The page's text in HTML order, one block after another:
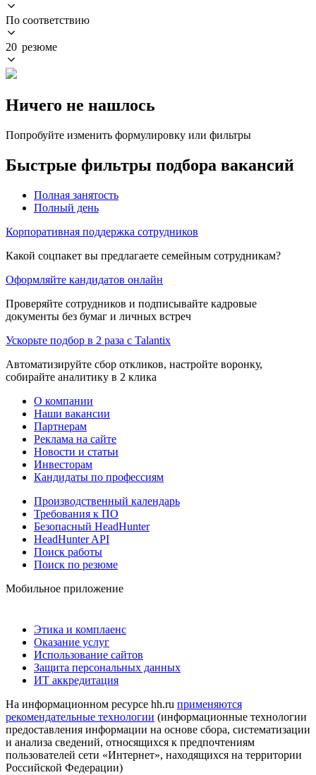
По соответствию
20 резюме
Ничего не нашлось
Попробуйте изменить формулировку или фильтры
Быстрые фильтры подбора вакансий
Полная занятость
Полный день
Корпоративная поддержка сотрудников
Какой соцпакет вы предлагаете семейным сотрудникам?
Оформляйте кандидатов онлайн
Проверяйте сотрудников и подписывайте кадровые
документы без бумаг и личных встреч
Ускорьте подбор в 2 раза с Talantix
Автоматизируйте сбор откликов, настройте воронку,
собирайте аналитику в 2 клика
О компании
Наши вакансии
Партнерам
Реклама на сайте
Новости и статьи
Инвесторам
Кандидаты по профессиям
Производственный календарь
Требования к ПО
Безопасный HeadHunter
HeadHunter API
Поиск работы
Поиск по резюме
Мобильное приложение
Этика и комплаенс
Оказание услуг
Использование сайтов
Защита персональных данных
ИТ аккредитация
На информационном ресурсе hh.ru применяются
рекомендательные технологии (информационные технологии
предоставления информации на основе сбора, систематизации
и анализа сведений, относящихся к предпочтениям
пользователей сети «Интернет», находящихся на территории
Российской Федерации)